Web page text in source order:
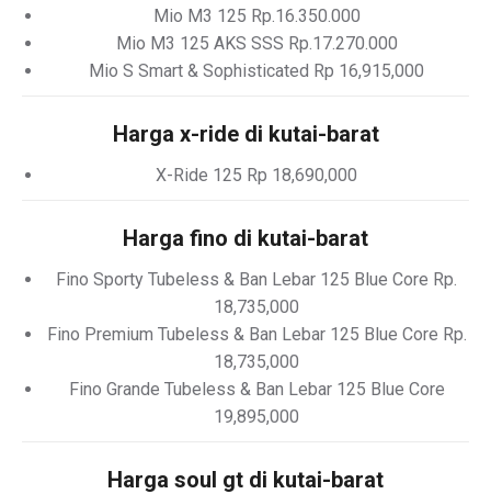
Mio M3 125 Rp.16.350.000
Mio M3 125 AKS SSS Rp.17.270.000
Mio S Smart & Sophisticated Rp 16,915,000
Harga x-ride di kutai-barat
X-Ride 125 Rp 18,690,000
Harga fino di kutai-barat
Fino Sporty Tubeless & Ban Lebar 125 Blue Core Rp.
18,735,000
Fino Premium Tubeless & Ban Lebar 125 Blue Core Rp.
18,735,000
Fino Grande Tubeless & Ban Lebar 125 Blue Core
19,895,000
Harga soul gt di kutai-barat